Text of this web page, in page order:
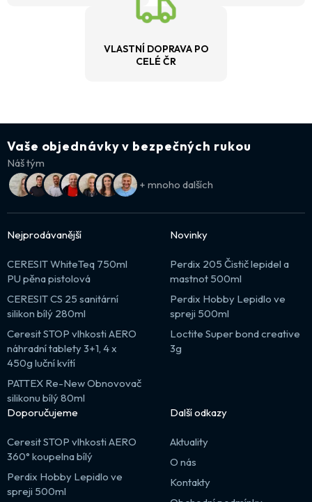
VLASTNÍ DOPRAVA PO
CELÉ ČR
Vaše objednávky v bezpečných rukou
Náš tým
+ mnoho dalších
Nejprodávanější
CERESIT WhiteTeq 750ml
PU pěna pistolová
CERESIT CS 25 sanitární
silikon bílý 280ml
Ceresit STOP vlhkosti AERO
náhradní tablety 3+1, 4 x
450g luční kvítí
PATTEX Re-New Obnovovač
silikonu bílý 80ml
Novinky
Perdix 205 Čistič lepidel a
mastnot 500ml
Perdix Hobby Lepidlo ve
spreji 500ml
Loctite Super bond creative
3g
Doporučujeme
Ceresit STOP vlhkosti AERO
360° koupelna bílý
Perdix Hobby Lepidlo ve
spreji 500ml
Další odkazy
Aktuality
O nás
Kontakty